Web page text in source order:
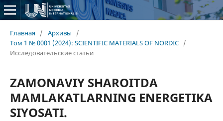
Главная / Архивы
/
Том 1 № 0001 (2024): SCIENTIFIC MATERIALS OF NORDIC /
Исследовательские статьи
ZAMONAVIY SHAROITDA
MAMLAKATLARNING ENERGETIKA
SIYOSATI.